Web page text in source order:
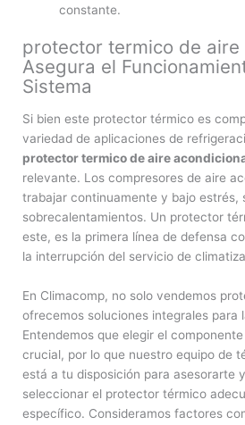
constante.
protector termico de aire
Asegura el
Sistema
Si bien este protector térmico es
variedad de aplicaciones de
protector termico de aire
relevante. Los compresores de aire
trabajar continuamente y bajo estrés,
sobrecalentamientos. Un protector
este, es la primera línea de defensa
la interrupción del servicio de
En Climacomp, no solo vendemos
ofrecemos soluciones integrales para
Entendemos que elegir el
crucial, por lo que nuestro equipo de
está a tu disposición para asesorarte
seleccionar el protector térmico
específico. Consideramos factores